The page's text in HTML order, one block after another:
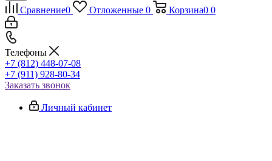
Сравнение0 Отложенные 0 Корзина0 0
Телефоны
+7 (812) 448-07-08
+7 (911) 928-80-34
Заказать звонок
Личный кабинет